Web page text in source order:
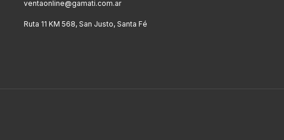
ventaonline@gamati.com.ar
Ruta 11 KM 568, San Justo, Santa Fé